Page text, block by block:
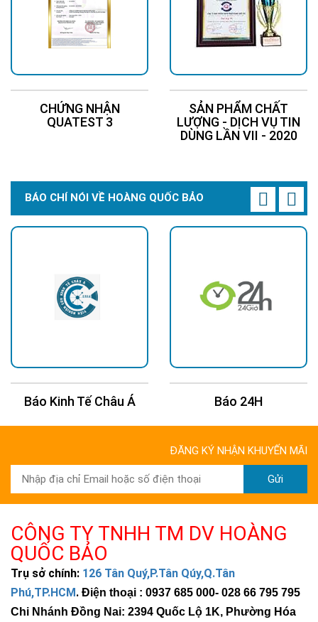
CHỨNG NHẬN
QUATEST 3
SẢN PHẨM CHẤT
LƯỢNG - DỊCH VỤ TIN
DÙNG LẦN VII - 2020
BÁO CHÍ NÓI VỀ HOÀNG QUỐC BẢO
Báo 24H Báo Tuổi Trẻ
ĐĂNG KÝ NHẬN KHUYẾN MÃI
Gửi
CÔNG TY TNHH TM DV HOÀNG
QUỐC BẢO
Trụ sở chính: 126 Tân Quý,P.Tân Qúy,Q.Tân
Phú,TP.HCM. Điện thoại : 0937 685 000- 028 66 795 795
Chi Nhánh Đồng Nai: 2394 Quốc Lộ 1K, Phường Hóa